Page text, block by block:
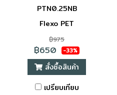
PTN0.25NB
Flexo PET
฿975
฿650 -33%
สั่งซื้อสินค้า
เปรียบเทียบ